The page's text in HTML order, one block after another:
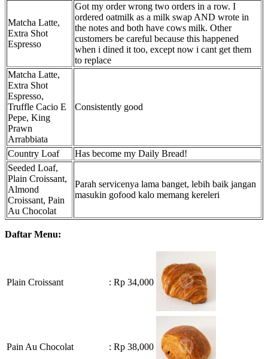
Matcha Latte,
Extra Shot
Espresso
Got my order wrong two orders in a row. I
ordered oatmilk as a milk swap AND wrote in
the notes and both have cows milk. Other
customers be careful because this happened
when i dined it too, except now i cant get them
to replace
Matcha Latte,
Extra Shot
Espresso,
Truffle Cacio E
Pepe, King
Prawn
Arrabbiata
Consistently good
Country Loaf
Has become my Daily Bread!
Seeded Loaf,
Plain Croissant,
Almond
Croissant, Pain
Au Chocolat
Parah servicenya lama banget, lebih baik jangan
masukin gofood kalo memang kereleri
Daftar Menu:
Plain Croissant : Rp 34,000
Pain Au Chocolat : Rp 38,000